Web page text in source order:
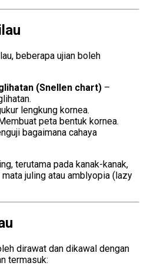
beberapa ujian boleh
(Snellen chart) –
lengkung kornea.
peta bentuk kornea.
bagaimana cahaya
terutama pada kanak-kanak,
juling atau amblyopia (lazy
dirawat dan dikawal dengan
termasuk: